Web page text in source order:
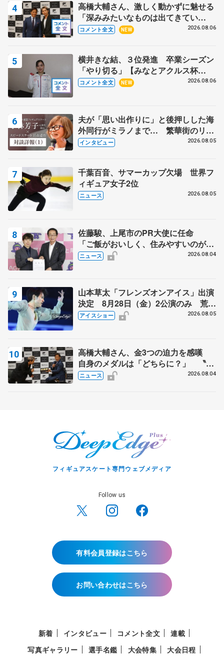
高橋大輔さん、激しく動かずに魅せる
「深みみたいなものは出てきてい
る？」 〝兄さん〟と慕うレジェンド
コメント全文 NEW 2026.08.06
横井きな結、３位発進 卒業シーズン
「やり切る」【みなとアクルス杯
SP】
コメント全文 NEW 2026.08.06
夫が「思い出作りに」と後押しした海
外同行がミラノまで… 繁華街のリン
クでは不良のお兄さんも味方に 小林
インタビュー 2026.08.05
千葉百音、サマーカップ欠場 世界フ
ィギュア女子2位
ニュース 2026.08.05
佐藤駿、上尾市のPR大使に任命
「ご飯がおいしく、住みやすいのが魅
力」
ニュース 2026.08.04
山本草太「フレンズオンアイス」出演
決定 8月28日（金）2公演のみ 荒川
静香さんプロデュース、20周年のアイ
アイスショー 2026.08.05
高橋大輔さん、金3つの迫力を感嘆
自身のメダルは「どちらに？」 〝リ
ス兄弟〟オリンピック3連覇の野村忠
ニュース 2026.08.04
フィギュアスケート専門ウェブメディア
Follow us
有料会員登録はこちら
お問い合わせはこちら
新着 インタビュー コメント全文
連載
写真ギャラリー
選手名鑑 大会特集 大会日程